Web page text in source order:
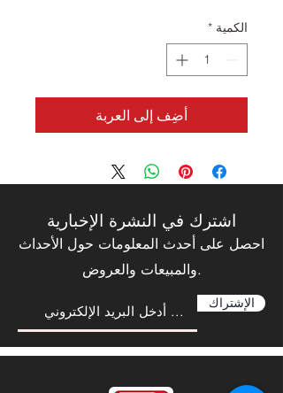
الكمية *
أضِف إلى العربة
اشترك في النشرة الإخبارية
احصل على أحدث المعلومات حول الأحداث
والمبيعات والعروض.
الإشتراك